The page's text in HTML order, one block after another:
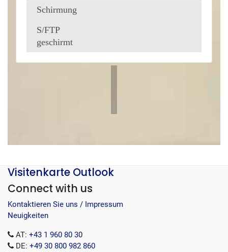
Schirmung
S/FTP
geschirmt
Visitenkarte Outlook
Connect with us
Kontaktieren Sie uns / Impressum
Neuigkeiten
AT: +43 1 960 80 30
DE: +49 30 800 982 860